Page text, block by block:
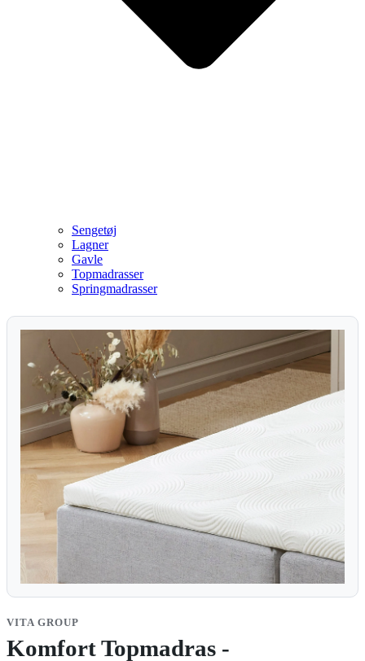
Sengetøj
Lagner
Gavle
Topmadrasser
Springmadrasser
VITA GROUP
Komfort Topmadras -